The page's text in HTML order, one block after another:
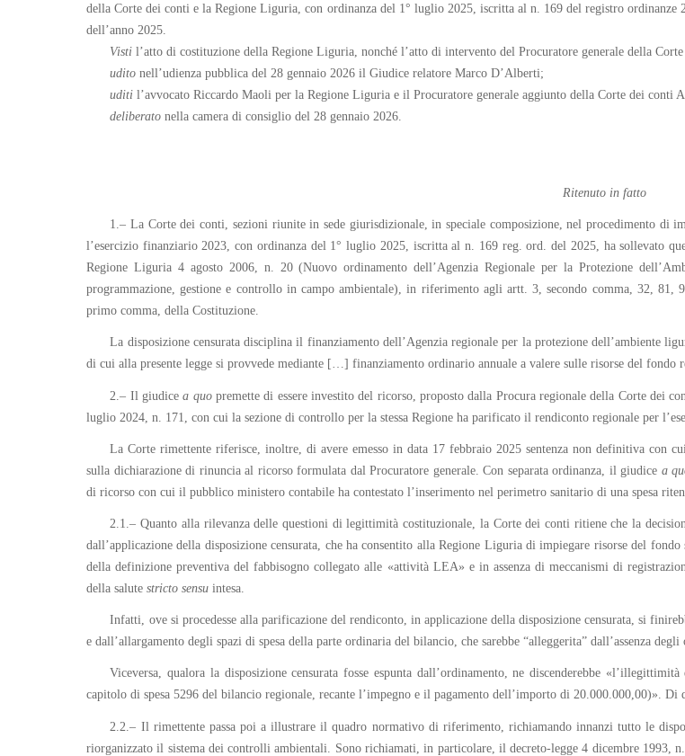
della Corte dei conti e la Regione Liguria, con ordinanza del 1° luglio 2025, iscritta al n. 169 del registro ordinanze
dell’anno 2025.
Visti l’atto di costituzione della Regione Liguria, nonché l’atto di intervento del Procuratore generale della
udito nell’udienza pubblica del 28 gennaio 2026 il Giudice relatore Marco D’Alberti;
uditi l’avvocato Riccardo Maoli per la Regione Liguria e il Procuratore generale aggiunto della Corte dei conti
deliberato nella camera di consiglio del 28 gennaio 2026.
Ritenuto in fatto
1.– La Corte dei conti, sezioni riunite in sede giurisdizionale, in speciale composizione, nel procedimento di
l’esercizio finanziario 2023, con ordinanza del 1° luglio 2025, iscritta al n. 169 reg. ord. del 2025, ha sollevato
Regione Liguria 4 agosto 2006, n. 20 (Nuovo ordinamento dell’Agenzia Regionale per la Protezione
programmazione, gestione e controllo in campo ambientale), in riferimento agli artt. 3, secondo comma, 32, 81,
primo comma, della Costituzione.
La disposizione censurata disciplina il finanziamento dell’Agenzia regionale per la protezione dell’ambiente
di cui alla presente legge si provvede mediante […] finanziamento ordinario annuale a valere sulle risorse del fondo
2.– Il giudicea quopremette di essere investito del ricorso, proposto dalla Procura regionale della Corte dei
luglio 2024, n. 171, con cui la sezione di controllo per la stessa Regione ha parificato il rendiconto regionale per
La Corte rimettente riferisce, inoltre, di avere emesso in data 17 febbraio 2025 sentenza non definitiva con
sulla dichiarazione di rinuncia al ricorso formulata dal Procuratore generale. Con separata ordinanza, il giudice a
di ricorso con cui il pubblico ministero contabile ha contestato l’inserimento nel perimetro sanitario di una spesa
2.1.– Quanto alla rilevanza delle questioni di legittimità costituzionale, la Corte dei conti ritiene che la
dall’applicazione della disposizione censurata, che ha consentito alla Regione Liguria di impiegare risorse del
della definizione preventiva del fabbisogno collegato alle «attività LEA» e in assenza di meccanismi di
della salute stricto sensu intesa.
Infatti, ove si procedesse alla parificazione del rendiconto, in applicazione della disposizione censurata, si
e dall’allargamento degli spazi di spesa della parte ordinaria del bilancio, che sarebbe “alleggerita” dall’assenza
Viceversa, qualora la disposizione censurata fosse espunta dall’ordinamento, ne discenderebbe
capitolo di spesa 5296 del bilancio regionale, recante l’impegno e il pagamento dell’importo di 20.000.000,00)». Di
2.2.– Il rimettente passa poi a illustrare il quadro normativo di riferimento, richiamando innanzi tutto le
riorganizzato il sistema dei controlli ambientali. Sono richiamati, in particolare, il decreto-legge 4 dicembre